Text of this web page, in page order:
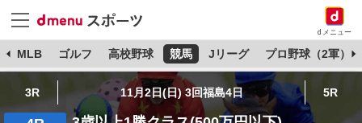
dメニュー
MLB ゴルフ 高校野球 競馬 Jリーグ プロ野球（2軍）
3R 11月2日(日) 3回福島4日 5R